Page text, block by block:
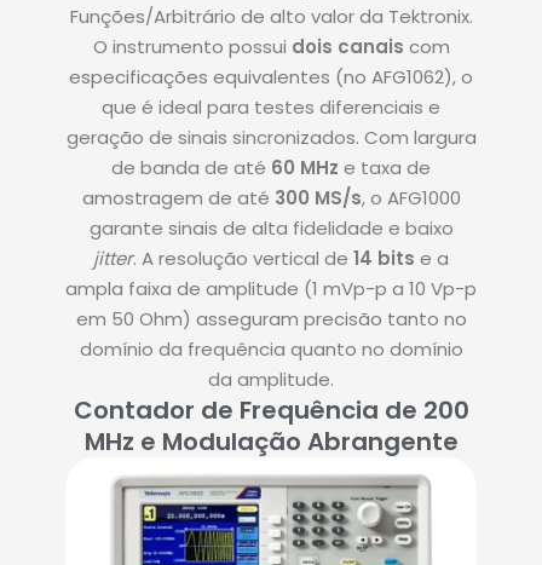
Funções/Arbitrário de alto valor da Tektronix.
O instrumento possui dois canais com
especificações equivalentes (no AFG1062), o
que é ideal para testes diferenciais e
geração de sinais sincronizados. Com largura
de banda de até 60 MHz e taxa de
amostragem de até 300 MS/s, o AFG1000
garante sinais de alta fidelidade e baixo
jitter. A resolução vertical de 14 bits e a
ampla faixa de amplitude (1 mVp-p a 10 Vp-p
em 50 Ohm) asseguram precisão tanto no
domínio da frequência quanto no domínio
da amplitude.
Contador de Frequência de 200
MHz e Modulação Abrangente